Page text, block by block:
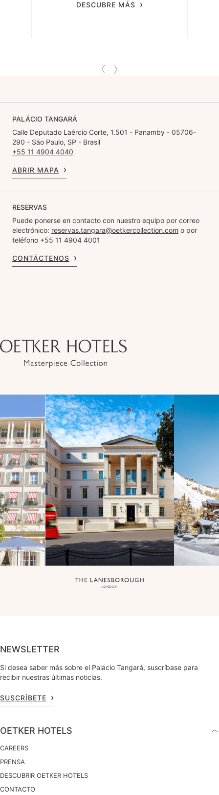
DESCUBRE MÁS
PALÁCIO TANGARÁ
Calle Deputado Laércio Corte, 1.501 - Panamby - 05706-
290 - São Paulo, SP - Brasil
+55 11 4904 4040
ABRIR MAPA
RESERVAS
Puede ponerse en contacto con nuestro equipo por correo
electrónico: reservas.tangara@oetkercollection.com o por
teléfono +55 11 4904 4001
CONTÁCTENOS
NEWSLETTER
Si desea saber más sobre el Palácio Tangará, suscríbase para
recibir nuestras últimas noticias.
SUSCRÍBETE
OETKER HOTELS
CAREERS
PRENSA
DESCUBRIR OETKER HOTELS
CONTACTO